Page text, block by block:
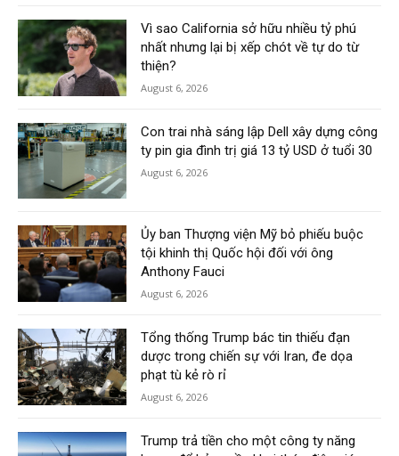
Vì sao California sở hữu nhiều tỷ phú
nhất nhưng lại bị xếp chót về tự do từ
thiện?
August 6, 2026
Con trai nhà sáng lập Dell xây dựng công
ty pin gia đình trị giá 13 tỷ USD ở tuổi 30
August 6, 2026
Ủy ban Thượng viện Mỹ bỏ phiếu buộc
tội khinh thị Quốc hội đối với ông
Anthony Fauci
August 6, 2026
Tổng thống Trump bác tin thiếu đạn
dược trong chiến sự với Iran, đe dọa
phạt tù kẻ rò rỉ
August 6, 2026
Trump trả tiền cho một công ty năng